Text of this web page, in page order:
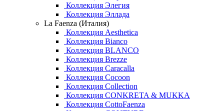
Коллекция Элегия
Коллекция Эллада
La Faenza (Италия)
Коллекция Aesthetica
Коллекция Bianco
Коллекция BLANCO
Коллекция Brezze
Коллекция Caracalla
Коллекция Cocoon
Коллекция Collection
Коллекция CONKRETA & MUKKA
Коллекция CottoFaenza